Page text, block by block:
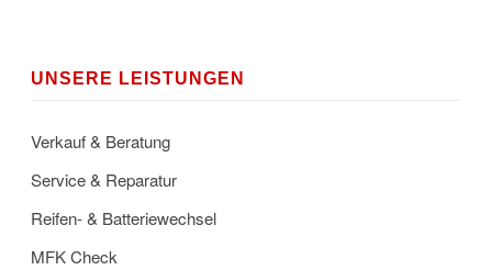
UNSERE LEISTUNGEN
Verkauf & Beratung
Service & Reparatur
Reifen- & Batteriewechsel
MFK Check